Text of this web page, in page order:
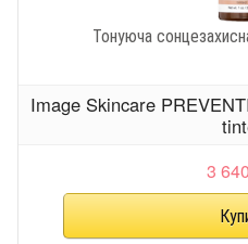
Тонуюча
Image Skincare
3